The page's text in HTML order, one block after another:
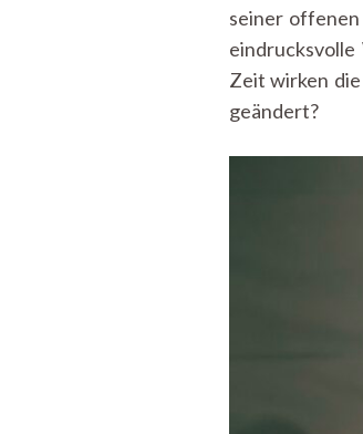
seiner
Zeit wirken
geändert?